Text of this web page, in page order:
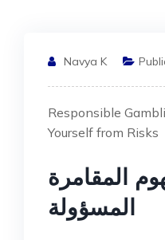
Navya K
Responsible
Yourself from Risks
المقامرة
المسؤولة